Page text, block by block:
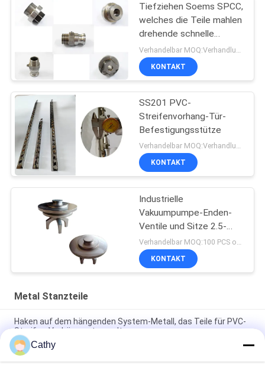
Tiefziehen Soems SPCC,
welches die Teile mahlen
drehende schnelle
Erstausführung stempelt
KONTAKT
SS201 PVC-
Streifenvorhang-Tür-
Befestigungsstütze
Verhandelbar MOQ:Verhandlung
KONTAKT
Industrielle
Vakuumpumpe-Enden-
Ventile und Sitze 2.5-
4inch für
Bohrungsausrüstung
Verhandelbar MOQ:100 PCS oder Verhandlung, können wir zur Verfügung stellen probieren für Sie
KONTAKT
Metal Stanzteile
Haken auf dem hängenden System-Metall, das Teile für PVC-
Streifen-Vorhänge stempelt
Verstellbares Eisen Schaltklemmen Handwerkzeug
Metallstempelteile Schnelle Freigabe
Cathy